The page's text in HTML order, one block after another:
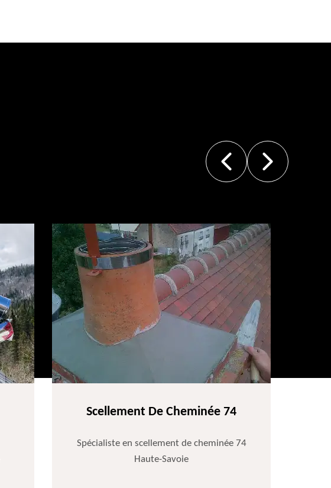
Scellement De Cheminée 74
Spécialiste en scellement de cheminée 74
Haute-Savoie